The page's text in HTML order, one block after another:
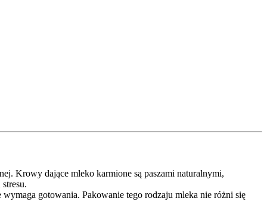
Krowy dające mleko karmione są paszami naturalnymi,
gotowania. Pakowanie tego rodzaju mleka nie różni się